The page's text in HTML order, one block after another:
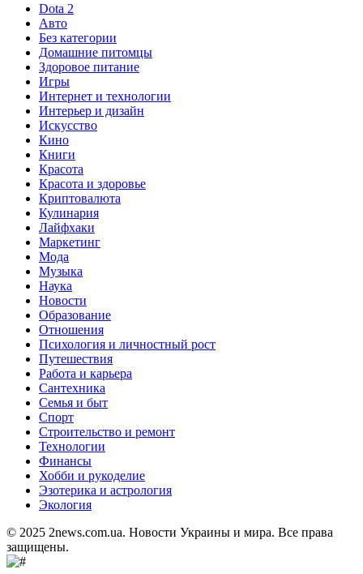
Dota 2
Авто
Без категории
Домашние питомцы
Здоровое питание
Игры
Интернет и технологии
Интерьер и дизайн
Искусство
Кино
Книги
Красота
Красота и здоровье
Криптовалюта
Кулинария
Лайфхаки
Маркетинг
Мода
Музыка
Наука
Новости
Образование
Отношения
Психология и личностный рост
Путешествия
Работа и карьера
Сантехника
Семья и быт
Спорт
Строительство и ремонт
Технологии
Финансы
Хобби и рукоделие
Эзотерика и астрология
Экология
© 2025 2news.com.ua. Новости Украины и мира. Все права
защищены.